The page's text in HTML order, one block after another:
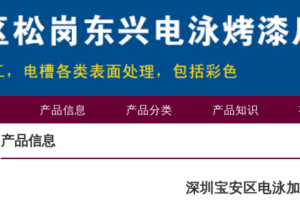
产品信息 产品分类 产品知识
产品信息
深圳宝安区电泳